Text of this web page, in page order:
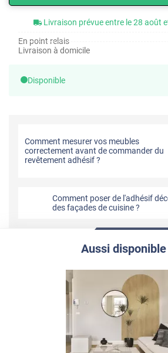
Livraison prévue entre le 28 août
En point relais
Livraison à domicile
Disponible
Comment mesurer vos meubles
correctement avant de commander du
revêtement adhésif ?
Comment poser de l'adhésif
des façades de cuisine ?
Aussi